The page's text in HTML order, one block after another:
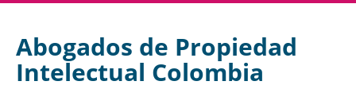
Abogados de Propiedad
Intelectual Colombia